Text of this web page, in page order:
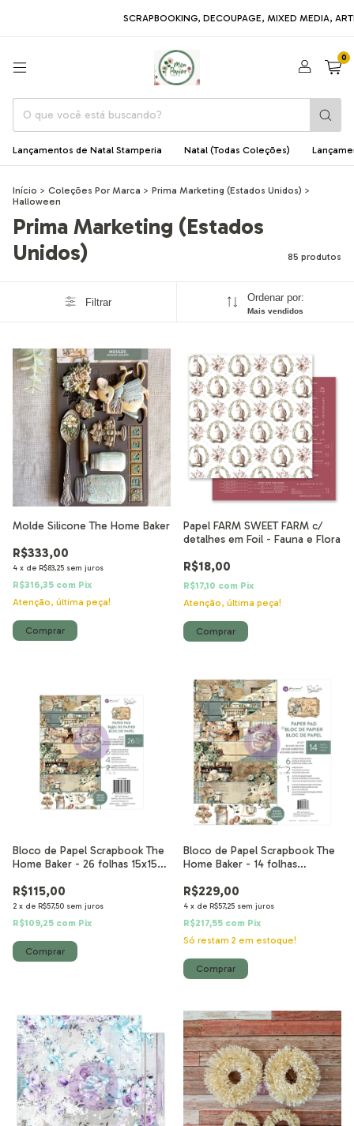
SCRAPBOOKING, DECOUPAGE, MIXED MEDIA, ARTE EM
0
Lançamentos de Natal Stamperia Natal (Todas Coleções)
Início > Coleções Por Marca > Prima Marketing (Estados Unidos) >
Halloween
Prima Marketing (Estados
Unidos)
85 produtos
Filtrar Ordenar por:
Mais vendidos
Molde Silicone The Home Baker
R$333,00
4 x de R$83,25 sem juros
R$316,35 com Pix
Atenção, última peça!
Papel FARM SWEET FARM c/
detalhes em Foil - Fauna e Flora
R$18,00
R$17,10 com Pix
Atenção, última peça!
Bloco de Papel Scrapbook The
Home Baker - 26 folhas 15x15
R$115,00
2 x de R$57,50 sem juros
R$109,25 com Pix
Bloco de Papel Scrapbook The
Home Baker - 14 folhas
R$229,00
4 x de R$57,25 sem juros
R$217,55 com Pix
Só restam 2 em estoque!